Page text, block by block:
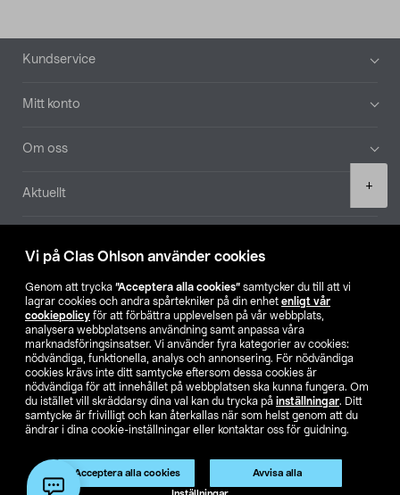
Vi på Clas Ohlson använder cookies
Genom att trycka ”Acceptera alla cookies” samtycker du till att vi
lagrar cookies och andra spårtekniker på din enhet enligt vår
cookiepolicy för att förbättra upplevelsen på vår webbplats,
analysera webbplatsens användning samt anpassa våra
marknadsföringsinsatser. Vi använder fyra kategorier av cookies:
nödvändiga, funktionella, analys och annonsering. För nödvändiga
cookies krävs inte ditt samtycke eftersom dessa cookies är
nödvändiga för att innehållet på webbplatsen ska kunna fungera. Om
du istället vill skräddarsy dina val kan du trycka på inställningar. Ditt
samtycke är frivilligt och kan återkallas när som helst genom att du
ändrar i dina cookie-inställningar eller kontaktar oss för guidning.
Acceptera alla cookies Avvisa alla
+
Sidfot
Kundservice
Mitt konto
Om oss
Aktuellt
Hitta butik
SE NO FI
Ändra till priser exklusive moms